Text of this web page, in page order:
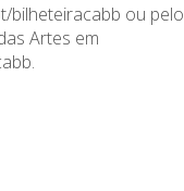
bilheteiracabb ou pelo
Artes em
.